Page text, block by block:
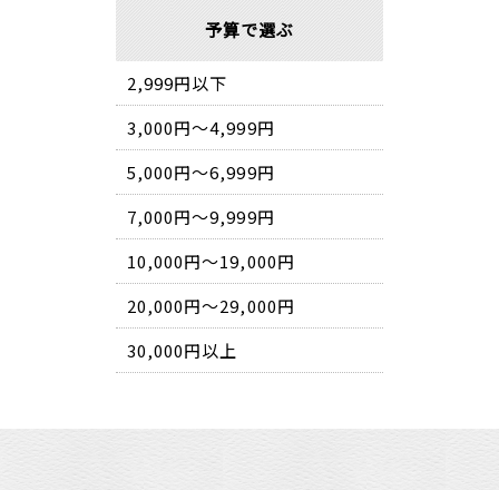
予算で選ぶ
2,999円以下
3,000円～4,999円
5,000円～6,999円
7,000円～9,999円
10,000円～19,000円
20,000円～29,000円
30,000円以上